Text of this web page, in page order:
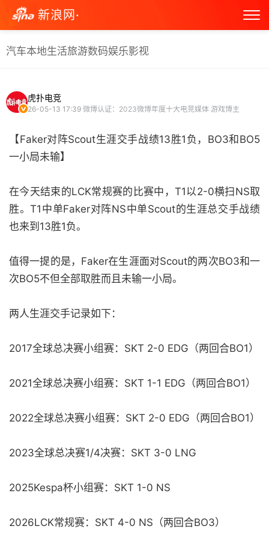
新浪网·
汽车本地生活旅游数码娱乐影视
虎扑电竞
26-05-13 17:39 微博认证：2023微博年度十大电竞媒体 游戏博主
【Faker对阵Scout生涯交手战绩13胜1负，BO3和BO5
一小局未输】
在今天结束的LCK常规赛的比赛中，T1以2-0横扫NS取
胜。T1中单Faker对阵NS中单Scout的生涯总交手战绩
也来到13胜1负。
值得一提的是，Faker在生涯面对Scout的两次BO3和一
次BO5不但全部取胜而且未输一小局。
两人生涯交手记录如下：
2017全球总决赛小组赛：SKT 2-0 EDG（两回合BO1）
2021全球总决赛小组赛：SKT 1-1 EDG（两回合BO1）
2022全球总决赛小组赛：SKT 2-0 EDG（两回合BO1）
2023全球总决赛1/4决赛：SKT 3-0 LNG
2025Kespa杯小组赛：SKT 1-0 NS
2026LCK常规赛：SKT 4-0 NS（两回合BO3）